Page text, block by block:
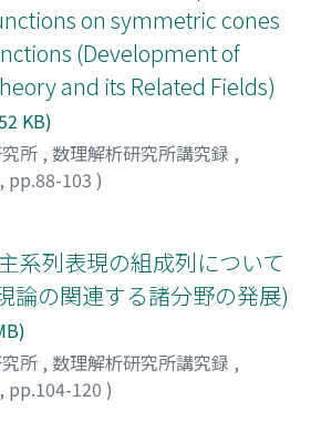
on symmetric cones
(Development of
and its Related Fields)
KB)
所 , 数理解析研究所講究録 ,
, pp.88-103 )
系列表現の組成列について
論の関連する諸分野の発展)
所 , 数理解析研究所講究録 ,
, pp.104-120 )